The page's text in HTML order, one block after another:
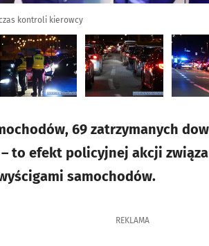
kontroli kierowcy
69 zatrzymanych
to efekt policyjnej akcji
samochodów.
REKLAMA